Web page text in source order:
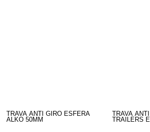
TRAVA ANTI GIRO ESFERA
ALKO 50MM
TRAVA
TRAILERS